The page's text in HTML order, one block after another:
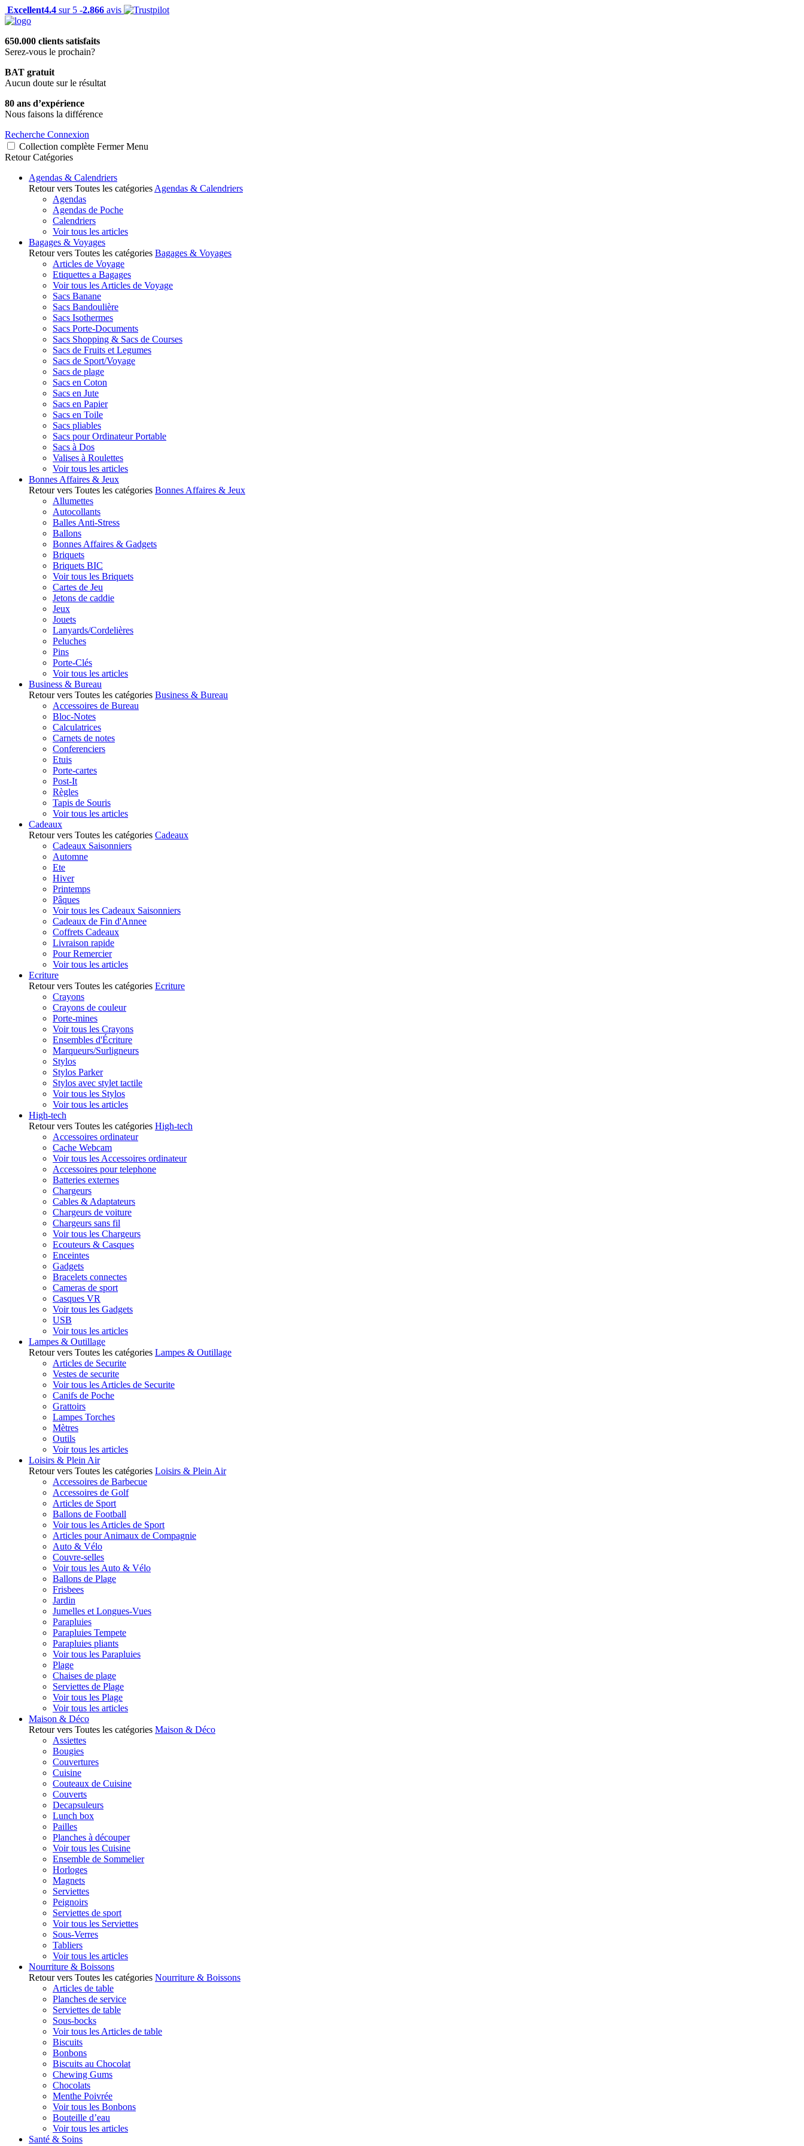
Excellent4.4 sur 5 -2.866 avis
650.000 clients satisfaits
Serez-vous le prochain?
BAT gratuit
Aucun doute sur le résultat
80 ans d’expérience
Nous faisons la différence
Recherche Connexion
Collection complète Fermer Menu
Retour Catégories
Agendas & Calendriers
Retour vers Toutes les catégories Agendas & Calendriers
Agendas
Agendas de Poche
Calendriers
Voir tous les articles
Bagages & Voyages
Retour vers Toutes les catégories Bagages & Voyages
Articles de Voyage
Etiquettes a Bagages
Voir tous les Articles de Voyage
Sacs Banane
Sacs Bandoulière
Sacs Isothermes
Sacs Porte-Documents
Sacs Shopping & Sacs de Courses
Sacs de Fruits et Legumes
Sacs de Sport/Voyage
Sacs de plage
Sacs en Coton
Sacs en Jute
Sacs en Papier
Sacs en Toile
Sacs pliables
Sacs pour Ordinateur Portable
Sacs à Dos
Valises à Roulettes
Voir tous les articles
Bonnes Affaires & Jeux
Retour vers Toutes les catégories Bonnes Affaires & Jeux
Allumettes
Autocollants
Balles Anti-Stress
Ballons
Bonnes Affaires & Gadgets
Briquets
Briquets BIC
Voir tous les Briquets
Cartes de Jeu
Jetons de caddie
Jeux
Jouets
Lanyards/Cordelières
Peluches
Pins
Porte-Clés
Voir tous les articles
Business & Bureau
Retour vers Toutes les catégories Business & Bureau
Accessoires de Bureau
Bloc-Notes
Calculatrices
Carnets de notes
Conferenciers
Etuis
Porte-cartes
Post-It
Règles
Tapis de Souris
Voir tous les articles
Cadeaux
Retour vers Toutes les catégories Cadeaux
Cadeaux Saisonniers
Automne
Ete
Hiver
Printemps
Pâques
Voir tous les Cadeaux Saisonniers
Cadeaux de Fin d'Annee
Coffrets Cadeaux
Livraison rapide
Pour Remercier
Voir tous les articles
Ecriture
Retour vers Toutes les catégories Ecriture
Crayons
Crayons de couleur
Porte-mines
Voir tous les Crayons
Ensembles d'Écriture
Marqueurs/Surligneurs
Stylos
Stylos Parker
Stylos avec stylet tactile
Voir tous les Stylos
Voir tous les articles
High-tech
Retour vers Toutes les catégories High-tech
Accessoires ordinateur
Cache Webcam
Voir tous les Accessoires ordinateur
Accessoires pour telephone
Batteries externes
Chargeurs
Cables & Adaptateurs
Chargeurs de voiture
Chargeurs sans fil
Voir tous les Chargeurs
Ecouteurs & Casques
Enceintes
Gadgets
Bracelets connectes
Cameras de sport
Casques VR
Voir tous les Gadgets
USB
Voir tous les articles
Lampes & Outillage
Retour vers Toutes les catégories Lampes & Outillage
Articles de Securite
Vestes de securite
Voir tous les Articles de Securite
Canifs de Poche
Grattoirs
Lampes Torches
Mètres
Outils
Voir tous les articles
Loisirs & Plein Air
Retour vers Toutes les catégories Loisirs & Plein Air
Accessoires de Barbecue
Accessoires de Golf
Articles de Sport
Ballons de Football
Voir tous les Articles de Sport
Articles pour Animaux de Compagnie
Auto & Vélo
Couvre-selles
Voir tous les Auto & Vélo
Ballons de Plage
Frisbees
Jardin
Jumelles et Longues-Vues
Parapluies
Parapluies Tempete
Parapluies pliants
Voir tous les Parapluies
Plage
Chaises de plage
Serviettes de Plage
Voir tous les Plage
Voir tous les articles
Maison & Déco
Retour vers Toutes les catégories Maison & Déco
Assiettes
Bougies
Couvertures
Cuisine
Couteaux de Cuisine
Couverts
Decapsuleurs
Lunch box
Pailles
Planches à découper
Voir tous les Cuisine
Ensemble de Sommelier
Horloges
Magnets
Serviettes
Peignoirs
Serviettes de sport
Voir tous les Serviettes
Sous-Verres
Tabliers
Voir tous les articles
Nourriture & Boissons
Retour vers Toutes les catégories Nourriture & Boissons
Articles de table
Planches de service
Serviettes de table
Sous-bocks
Voir tous les Articles de table
Biscuits
Bonbons
Biscuits au Chocolat
Chewing Gums
Chocolats
Menthe Poivrée
Voir tous les Bonbons
Bouteille d’eau
Voir tous les articles
Santé & Soins